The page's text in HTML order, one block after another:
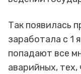
Так появилась
заработала с 1
попадают все
аварийных,